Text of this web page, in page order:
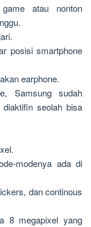
atau nonton
posisi smartphone
earphone.
Samsung sudah
seolah bisa
modenya ada di
dan continous
8 megapixel yang